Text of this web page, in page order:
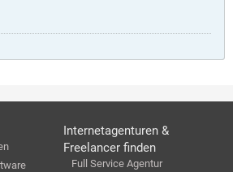
Internetagenturen &
Freelancer finden
Full Service Agentur